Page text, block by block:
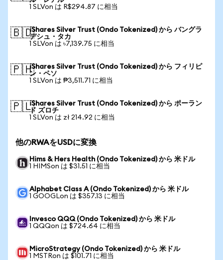
1 SLVon は R$294.87 に相当
🇧🇩iShares Silver Trust (Ondo Tokenized) から バングラ
デシュ・タカ
1 SLVon は ৳7,139.75 に相当
🇵🇭iShares Silver Trust (Ondo Tokenized) から フィリピ
ン・ペソ
1 SLVon は ₱3,511.71 に相当
🇵🇱iShares Silver Trust (Ondo Tokenized) から ポーラン
ド ズロチ
1 SLVon は zł 214.92 に相当
他のRWAをUSDに変換
Hims & Hers Health (Ondo Tokenized) から 米ドル
1 HIMSon は $31.51 に相当
Alphabet Class A (Ondo Tokenized) から 米ドル
1 GOOGLon は $357.13 に相当
Invesco QQQ (Ondo Tokenized) から 米ドル
1 QQQon は $724.64 に相当
MicroStrategy (Ondo Tokenized) から 米ドル
1 MSTRon は $101.71 に相当